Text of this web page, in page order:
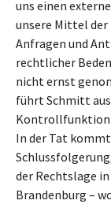
uns einen
unsere Mittel
Anfragen und
rechtlicher
nicht ernst
führt Schmitt
Kontrollfunktion
In der Tat
der Rechtslage
Brandenburg –